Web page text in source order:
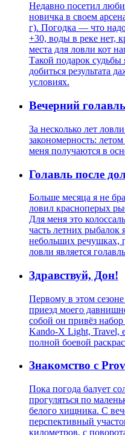
Недавно посетил
новичка в своем
г). Погодка — что
+30, воды в реке нет,
места для ловли кот
Такой подарок
добиться результата
условиях.
Вечерний голавль
За несколько лет
закономерность:
меня получаются в
Голавль после
Больше месяца я не
ловил красноперых
Для меня это
часть летних рыбалок
небольших речушках,
ловли является
Здравствуй, Дон!
Первому в этом
приезд моего
собой он привёз
Kando-X Light, Travel,
полной боевой
Знакомство с
Пока погода балует
прогуляться по
белого хищника. С
перспективный
километров, с